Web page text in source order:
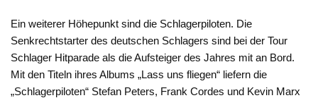
Ein weiterer Höhepunkt sind die Schlagerpiloten. Die
Senkrechtstarter des deutschen Schlagers sind bei der Tour
Schlager Hitparade als die Aufsteiger des Jahres mit an Bord.
Mit den Titeln ihres Albums „Lass uns fliegen“ liefern die
„Schlagerpiloten“ Stefan Peters, Frank Cordes und Kevin Marx